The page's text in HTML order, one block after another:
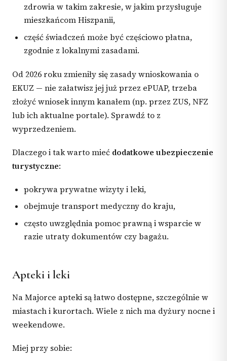
zdrowia w takim zakresie, w jakim przysługuje
mieszkańcom Hiszpanii,
część świadczeń może być częściowo płatna,
zgodnie z lokalnymi zasadami.
Od 2026 roku zmieniły się zasady wnioskowania o
EKUZ — nie załatwisz jej już przez ePUAP, trzeba
złożyć wniosek innym kanałem (np. przez ZUS, NFZ
lub ich aktualne portale). Sprawdź to z
wyprzedzeniem.
Dlaczego i tak warto mieć dodatkowe ubezpieczenie
turystyczne:
pokrywa prywatne wizyty i leki,
obejmuje transport medyczny do kraju,
często uwzględnia pomoc prawną i wsparcie w
razie utraty dokumentów czy bagażu.
Apteki i leki
Na Majorce apteki są łatwo dostępne, szczególnie w
miastach i kurortach. Wiele z nich ma dyżury nocne i
weekendowe.
Miej przy sobie: